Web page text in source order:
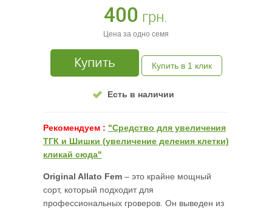
400 грн.
Цена за одно семя
Купить Купить в 1 клик
Есть в наличии
Рекомендуем : "Средство для увеличения
ТГК и Шишки (увеличение деления клетки)
кликай сюда"
Original Allato Fem – это крайне мощный
сорт, который подходит для
профессиональных гроверов. Он выведен из